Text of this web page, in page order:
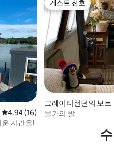
평점 4.94점(5점 만점), 후기 16개
4.94 (16)
시간을!
게스트 선호
게스트 선호
그레이터런던의 보트
물가의 발